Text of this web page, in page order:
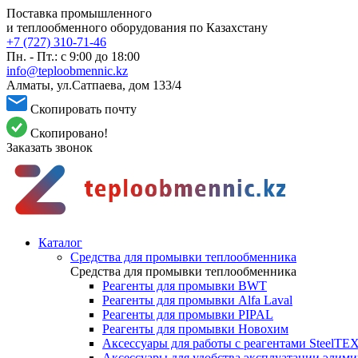
Поставка промышленного
и теплообменного оборудования по Казахстану
+7 (727) 310-71-46
Пн. - Пт.: с 9:00 до 18:00
info@teploobmennic.kz
Алматы, ул.Сатпаева, дом 133/4
Скопировать почту
Скопировано!
Заказать звонок
Каталог
Средства для промывки теплообменника
Средства для промывки теплообменника
Реагенты для промывки BWT
Реагенты для промывки Alfa Laval
Реагенты для промывки PIPAL
Реагенты для промывки Новохим
Аксессуары для работы с реагентами